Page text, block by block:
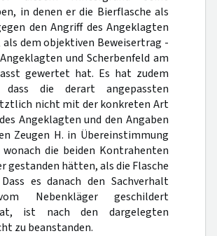
in denen er die Bierflasche als
den Angriff des Angeklagten
dem objektiven Beweisertrag -
und Scherbenfeld am
gewertet hat. Es hat zudem
dass die derart angepassten
nicht mit der konkreten Art
Angeklagten und den Angaben
Zeugen H. in Übereinstimmung
die beiden Kontrahenten
gestanden hätten, als die Flasche
es danach den Sachverhalt
Nebenkläger geschildert
ist nach den dargelegten
zu beanstanden.